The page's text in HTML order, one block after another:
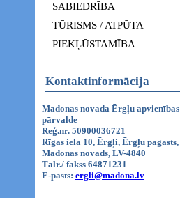
SABIEDRĪBA
TŪRISMS / ATPŪTA
PIEKĻŪSTAMĪBA
Kontaktinformācija
Madonas novada Ērgļu apvienības
pārvalde
Reģ.nr. 50900036721
Rīgas iela 10, Ērgļi, Ērgļu pagasts,
Madonas novads, LV-4840
Tālr./ fakss 64871231
E-pasts: ergli@madona.lv